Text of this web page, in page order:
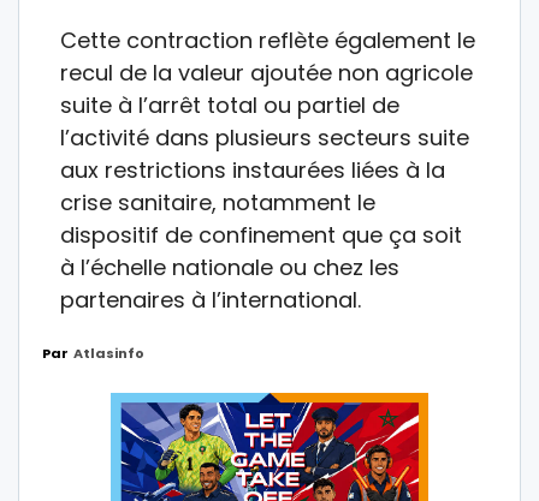
Cette contraction reflète également le
recul de la valeur ajoutée non agricole
suite à l’arrêt total ou partiel de
l’activité dans plusieurs secteurs suite
aux restrictions instaurées liées à la
crise sanitaire, notamment le
dispositif de confinement que ça soit
à l’échelle nationale ou chez les
partenaires à l’international.
Par Atlasinfo